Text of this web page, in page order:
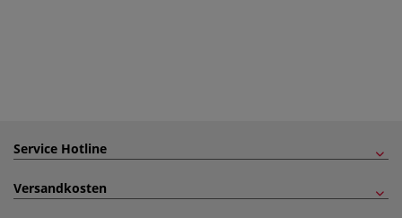
Service Hotline
Versandkosten